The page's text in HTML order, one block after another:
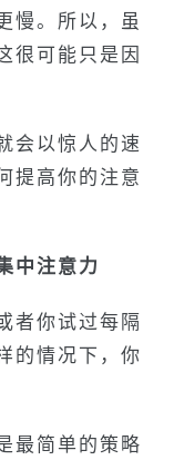
慢。所以，虽
很可能只是因
会以惊人的速
提高你的注意
中注意力
者你试过每隔
的情况下，你
最简单的策略